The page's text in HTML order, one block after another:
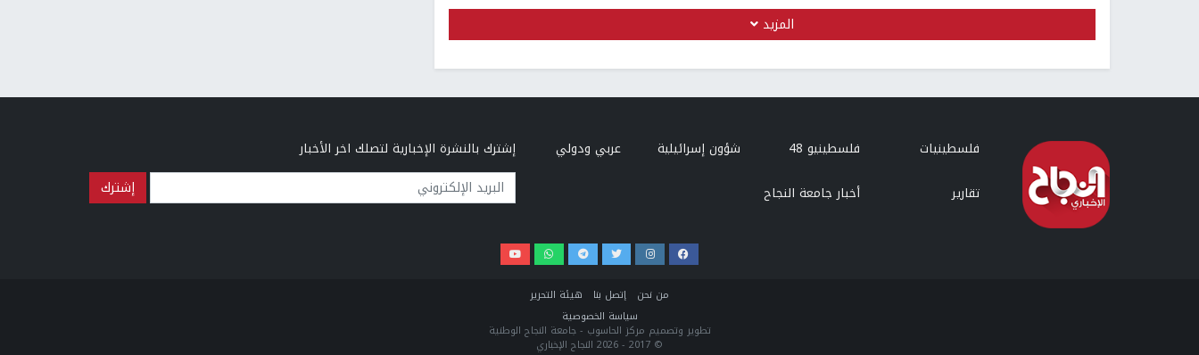
المزيد
فلسطينيات فلسطينيو 48 شؤون إسرائيلية
عربي ودولي
تقارير
أخبار جامعة النجاح
إشترك بالنشرة الإخبارية لتصلك اخر الأخبار
البريد الإلكتروني
من نحن إتصل بنا
هيئة التحرير
سياسة الخصوصية
تطوير وتصميم مركز الحاسوب - جامعة النجاح الوطنية
© 2017 - 2026 النجاح الإخباري